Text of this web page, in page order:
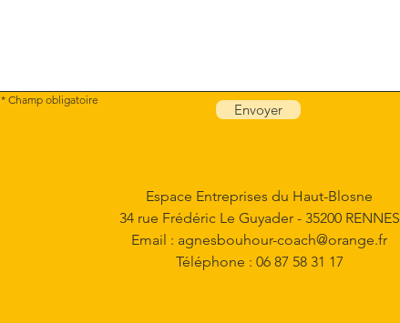
* Champ obligatoire
Envoyer
Espace Entreprises du Haut-Blosne
34 rue Frédéric Le Guyader - 35200 RENNES
Email : agnesbouhour-coach@orange.fr
Téléphone : 06 87 58 31 17